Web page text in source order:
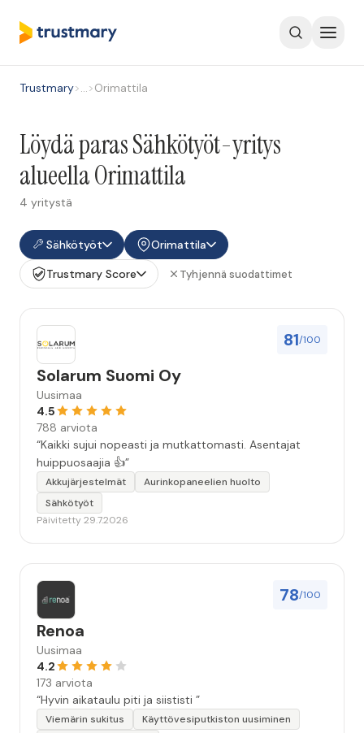
Trustmary>…>Orimattila
Löydä paras Sähkötyöt-yritys
alueella Orimattila
4 yritystä
Sähkötyöt
Orimattila
Trustmary Score
Tyhjennä suodattimet
81/100
Solarum Suomi Oy
Uusimaa
4.5
788 arviota
“Kaikki sujui nopeasti ja mutkattomasti. Asentajat
huippuosaajia 👍”
Akkujärjestelmät
Aurinkopaneelien huolto
Sähkötyöt
Päivitetty 29.7.2026
78/100
Renoa
Uusimaa
4.2
173 arviota
“Hyvin aikataulu piti ja siististi ”
Viemärin sukitus
Käyttövesiputkiston uusiminen